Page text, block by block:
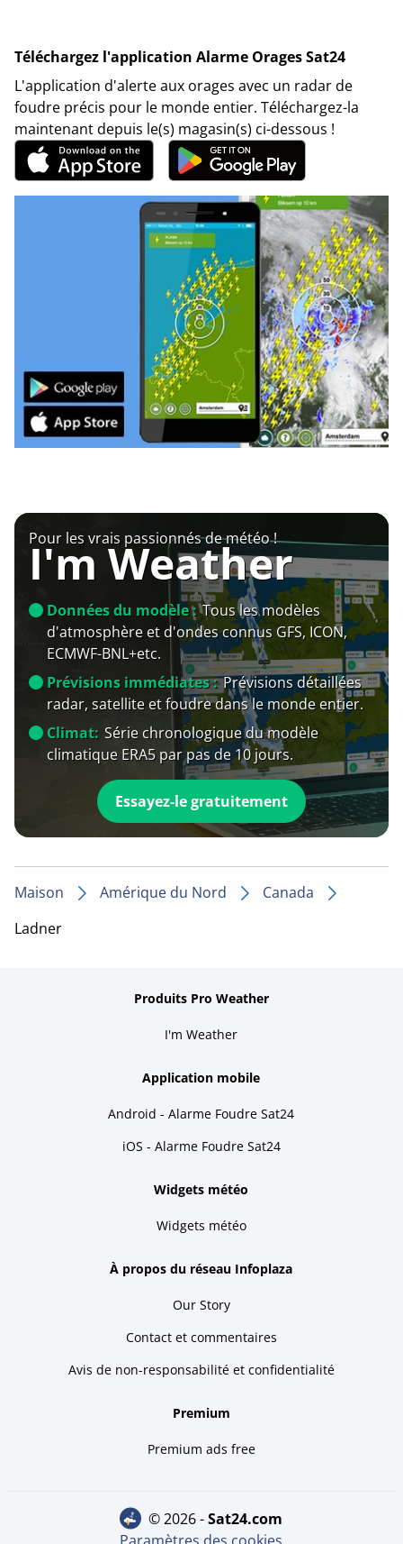
Téléchargez l'application Alarme Orages Sat24
L'application d'alerte aux orages avec un radar de
foudre précis pour le monde entier. Téléchargez-la
maintenant depuis le(s) magasin(s) ci-dessous !
Pour les vrais passionnés de météo !
I'm Weather
Données du modèle : Tous les modèles
d'atmosphère et d'ondes connus GFS, ICON,
ECMWF-BNL+etc.
Prévisions immédiates : Prévisions détaillées
radar, satellite et foudre dans le monde entier.
Climat: Série chronologique du modèle
climatique ERA5 par pas de 10 jours.
Essayez-le gratuitement
Maison Amérique du Nord
Canada
Ladner
Produits Pro Weather
I'm Weather
Application mobile
Android - Alarme Foudre Sat24
iOS - Alarme Foudre Sat24
Widgets météo
Widgets météo
À propos du réseau Infoplaza
Our Story
Contact et commentaires
Avis de non-responsabilité et confidentialité
Premium
Premium ads free
© 2026 - sat24.com